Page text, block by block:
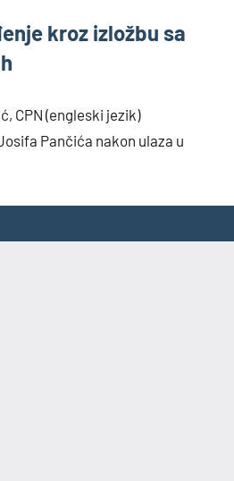
kroz izložbu sa
CPN (engleski jezik)
Pančića nakon ulaza u